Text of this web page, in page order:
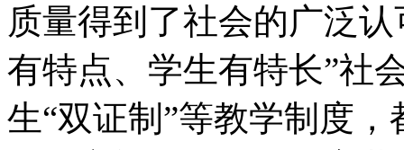
质量得到了社会的广泛
有特点、学生有特长”社
生“双证制”等教学制度